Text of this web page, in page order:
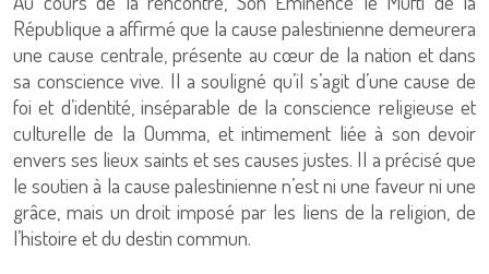
République a affirmé que la cause palestinienne demeurera
une cause centrale, présente au cœur de la nation et dans
sa conscience vive. Il a souligné qu’il s’agit d’une cause de
foi et d’identité, inséparable de la conscience religieuse et
culturelle de la Oumma, et intimement liée à son devoir
envers ses lieux saints et ses causes justes. Il a précisé que
le soutien à la cause palestinienne n’est ni une faveur ni une
grâce, mais un droit imposé par les liens de la religion, de
l’histoire et du destin commun.